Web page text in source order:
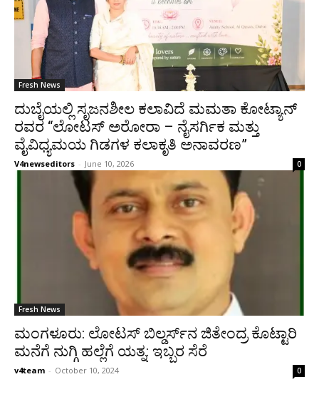
Fresh News
ದುಬೈಯಲ್ಲಿ ಸೃಜನಶೀಲ ಕಲಾವಿದೆ ಮಮತಾ ಕೋಟ್ಯಾನ್
ರವರ “ಲೋಟಸ್ ಅರೋರಾ – ನೈಸರ್ಗಿಕ ಮತ್ತು
ವೈವಿಧ್ಯಮಯ ಗಿಡಗಳ ಕಲಾಕೃತಿ ಅನಾವರಣ”
V4newseditors - June 10, 2026 0
Fresh News
ಮಂಗಳೂರು: ಲೋಟಸ್ ಬಿಲ್ಡರ್ಸ್‌ನ ಜಿತೇಂದ್ರ ಕೊಟ್ಟಾರಿ
ಮನೆಗೆ ನುಗ್ಗಿ ಹಲ್ಲೆಗೆ ಯತ್ನ: ಇಬ್ಬರ ಸೆರೆ
v4team - October 10, 2024 0